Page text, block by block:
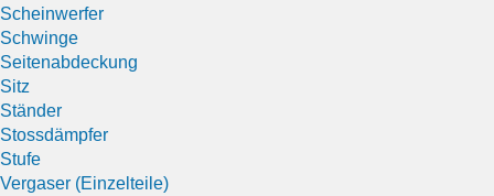
Scheinwerfer
Schwinge
Seitenabdeckung
Sitz
Ständer
Stossdämpfer
Stufe
Vergaser (Einzelteile)